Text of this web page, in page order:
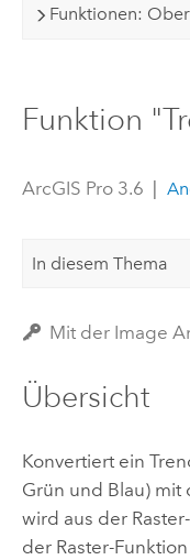
Funktionen:
Funktion
ArcGIS Pro 3.6
In diesem Thema
Mit der Image
Übersicht
Konvertiert ein
Grün und Blau) mit
wird aus der
der Raster-Funktion